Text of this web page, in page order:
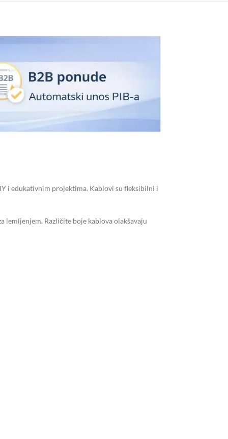
i edukativnim projektima. Kablovi su fleksibilni i
lemljenjem. Različite boje kablova olakšavaju